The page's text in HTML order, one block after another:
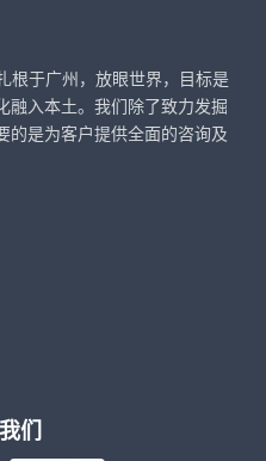
根于广州，放眼世界，目标是
融入本土。我们除了致力发掘
的是为客户提供全面的咨询及
们